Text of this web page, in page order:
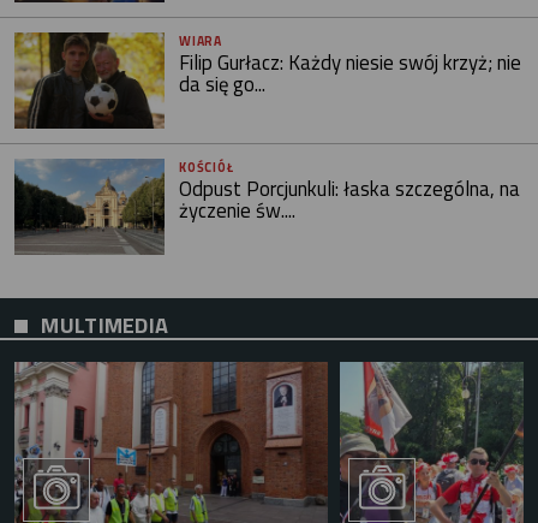
WIARA
Filip Gurłacz: Każdy niesie swój krzyż; nie
da się go...
KOŚCIÓŁ
Odpust Porcjunkuli: łaska szczególna, na
życzenie św....
MULTIMEDIA